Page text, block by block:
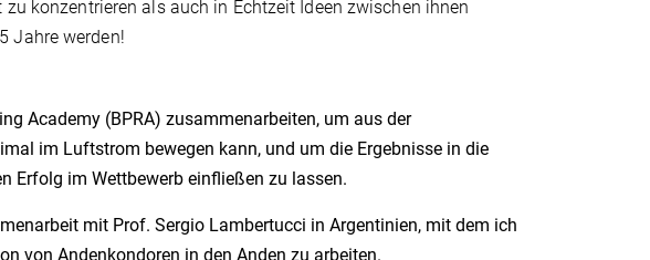
konzentrieren als auch in Echtzeit Ideen zwischen ihnen
Jahre werden!
Academy (BPRA) zusammenarbeiten, um aus der
im Luftstrom bewegen kann, und um die Ergebnisse in die
Erfolg im Wettbewerb einfließen zu lassen.
mit Prof. Sergio Lambertucci in Argentinien, mit dem ich
von Andenkondoren in den Anden zu arbeiten.